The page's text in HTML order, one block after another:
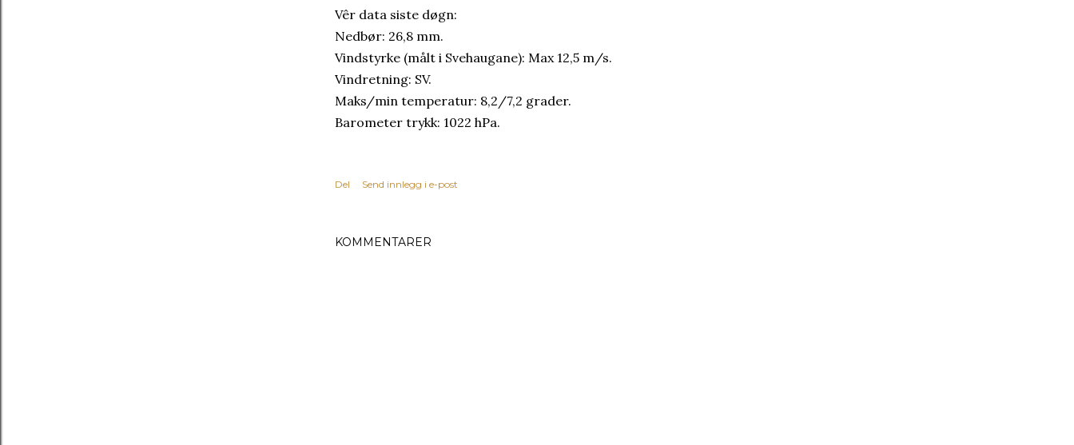
Vêr data siste døgn:
Nedbør: 26,8 mm.
Vindstyrke (målt i Svehaugane): Max 12,5 m/s.
Vindretning: SV.
Maks/min temperatur: 8,2/7,2 grader.
Barometer trykk: 1022 hPa.
Del Send innlegg i e-post
KOMMENTARER